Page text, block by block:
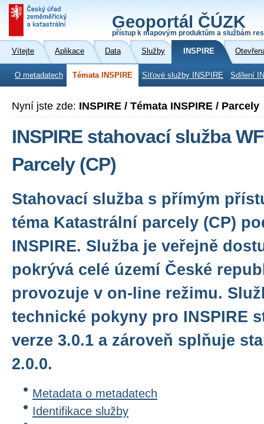
Geoportál ČÚZK
přístup k mapovým produktům a službám
Vítejte Aplikace Data Služby INSPIRE
O metadatech Témata INSPIRE Síťové služby INSPIRE Sdílení
Nyní jste zde: INSPIRE / Témata INSPIRE / Parcely
INSPIRE stahovací služba
Parcely (CP)
Stahovací služba s přímým
téma Katastrální parcely (CP)
INSPIRE. Služba je veřejně
pokrývá celé území České
provozuje v on-line režimu.
technické pokyny pro INSPIRE
verze 3.0.1 a zároveň splňuje
2.0.0.
Metadata o metadatech
Identifikace služby